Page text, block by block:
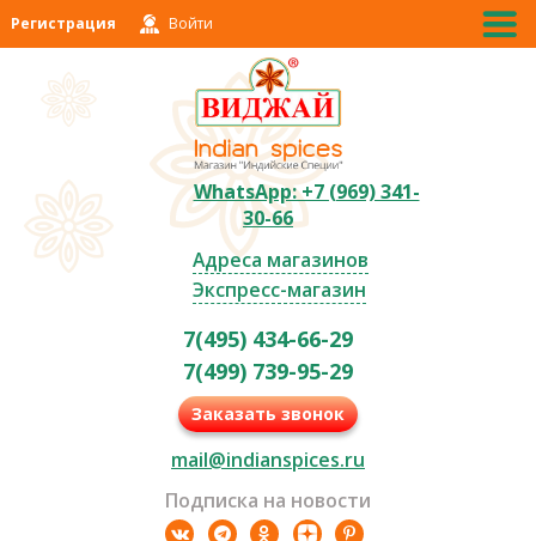
Регистрация Войти
WhatsApp: +7 (969) 341-
30-66
Адреса магазинов
Экспресс-магазин
7(495) 434-66-29
7(499) 739-95-29
Заказать звонок
mail@indianspices.ru
Подписка на новости